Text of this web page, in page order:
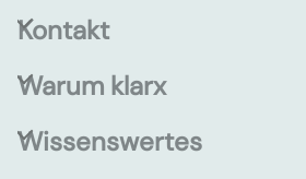
Kontakt
Warum klarx
Wissenswertes